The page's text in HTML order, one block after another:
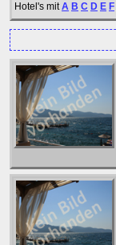
Hotel's mitA B C D E F